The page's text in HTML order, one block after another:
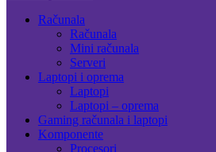
Računala
Računala
Mini računala
Serveri
Laptopi i oprema
Laptopi
Laptopi – oprema
Gaming računala i laptopi
Komponente
Procesori